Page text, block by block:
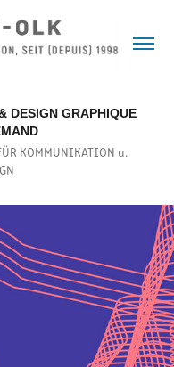
DESIGN GRAPHIQUE
KOMMUNIKATION u.